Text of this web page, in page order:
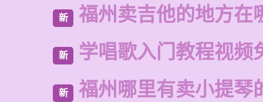
新 福州卖吉他的地方在
新 学唱歌入门教程视频
新 福州哪里有卖小提琴